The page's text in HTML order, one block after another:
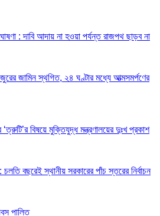
: দাবি আদায় না হওয়া পর্যন্ত রাজপথ ছাড়ব না
জামিন স্থগিত, ২৪ ঘণ্টার মধ্যে আত্মসমর্পণের
বিষয়ে মুক্তিযুদ্ধ মন্ত্রণালয়ের দুঃখ প্রকাশ
চলতি বছরেই স্থানীয় সরকারের পাঁচ স্তরের নির্বাচন
পালিত